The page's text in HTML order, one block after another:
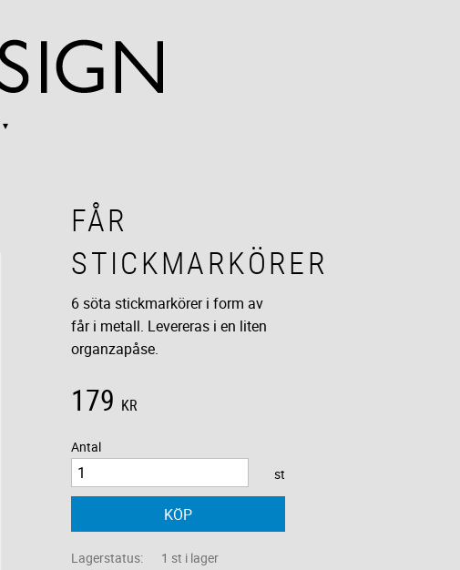
FÅR
STICKMARKÖRER
6 söta stickmarkörer i form av
får i metall. Levereras i en liten
organzapåse.
179 KR
Antal
st
KÖP
Lagerstatus
1 st i lager